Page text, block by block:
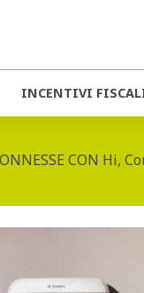
INCENTIVI
CON Hi,